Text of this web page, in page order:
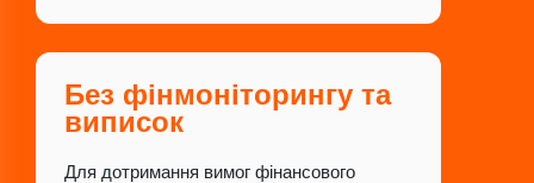
Без фінмоніторингу та
виписок
Для дотримання вимог фінансового